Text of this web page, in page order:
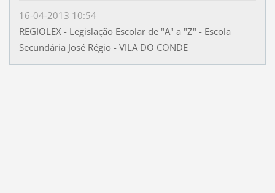
16-04-2013 10:54
REGIOLEX - Legislação Escolar de "A" a "Z" - Escola
Secundária José Régio - VILA DO CONDE